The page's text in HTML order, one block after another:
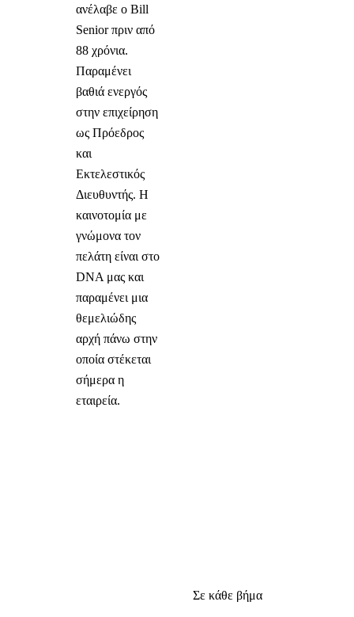
ανέλαβε ο Bill
Senior πριν από
88 χρόνια.
Παραμένει
βαθιά ενεργός
στην επιχείρηση
ως Πρόεδρος
και
Εκτελεστικός
Διευθυντής. Η
καινοτομία με
γνώμονα τον
πελάτη είναι στο
DNA μας και
παραμένει μια
θεμελιώδης
αρχή πάνω στην
οποία στέκεται
σήμερα η
εταιρεία.
Σε κάθε βήμα